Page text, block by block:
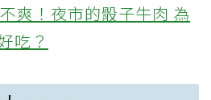
爽！夜市的骰子牛肉 為
吃？